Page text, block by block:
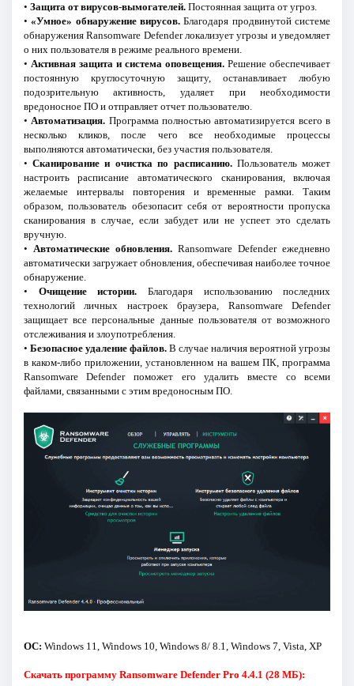
• Защита от вирусов-вымогателей.Постоянная защита от угроз.
•«Умное» обнаружение вирусов. Благодаря продвинутой системе
обнаружения Ransomware Defender локализует угрозы и уведомляет
о них пользователя в режиме реального времени.
• Активная защита и система оповещения. Решение обеспечивает
постоянную круглосуточную защиту, останавливает любую
подозрительную активность, удаляет при необходимости
вредоносное ПО и отправляет отчет пользователю.
•Автоматизация. Программа полностью автоматизируется всего в
несколько кликов, после чего все необходимые процессы
выполняются автоматически, без участия пользователя.
•Сканирование и очистка по расписанию.Пользователь может
настроить расписание автоматического сканирования, включая
желаемые интервалы повторения и временные рамки. Таким
образом, пользователь обезопасит себя от вероятности пропуска
сканирования в случае, если забудет или не успеет это сделать
вручную.
• Автоматические обновления.Ransomware Defender ежедневно
автоматически загружает обновления, обеспечивая наиболее точное
обнаружение.
• Очищение истории. Благодаря использованию последних
технологий личных настроек браузера, Ransomware Defender
защищает все персональные данные пользователя от возможного
отслеживания и злоупотребления.
• Безопасное удаление файлов.В случае наличия вероятной угрозы
в каком-либо приложении, установленном на вашем ПК, программа
Ransomware Defender поможет его удалить вместе со всеми
файлами, связанными с этим вредоносным ПО.
ОС: Windows 11, Windows 10, Windows 8/ 8.1, Windows 7, Vista, XP
Скачать программу Ransomware Defender Pro 4.4.1 (28 МБ):